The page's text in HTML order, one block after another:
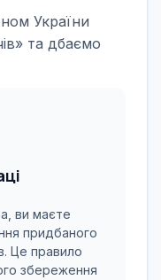
України
та дбаємо
ви маєте
придбаного
Це правило
збереження